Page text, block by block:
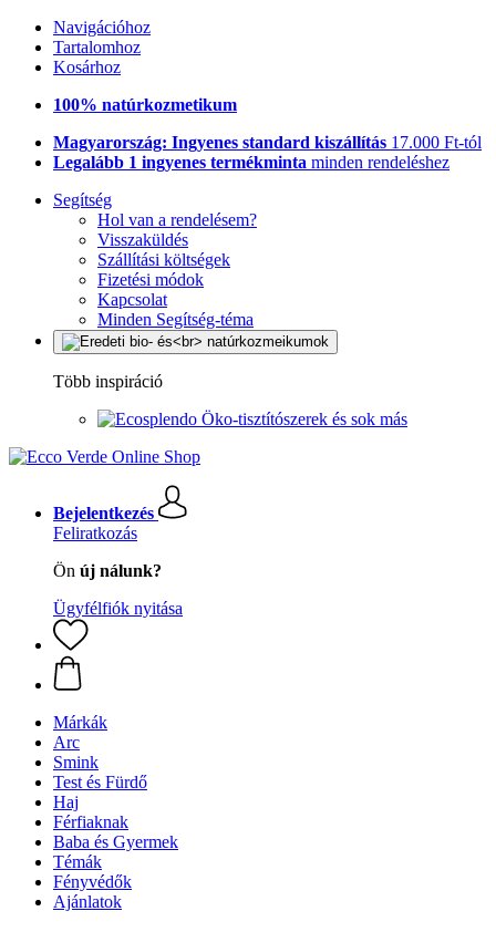
Navigációhoz
Tartalomhoz
Kosárhoz
100% natúrkozmetikum
Magyarország: Ingyenes standard kiszállítás 17.000 Ft-tól
Legalább 1 ingyenes termékminta minden rendeléshez
Segítség
Hol van a rendelésem?
Visszaküldés
Szállítási költségek
Fizetési módok
Kapcsolat
Minden Segítség-téma
Több inspiráció
Öko-tisztítószerek és sok más
Bejelentkezés
Feliratkozás
Ön új nálunk?
Ügyfélfiók nyitása
Márkák
Arc
Smink
Test és Fürdő
Haj
Férfiaknak
Baba és Gyermek
Témák
Fényvédők
Ajánlatok